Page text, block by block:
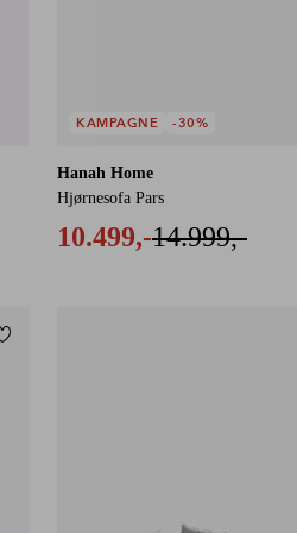
Hanah Home
Hjørnesofa Pars
10.499,-14.999,-
KAMPAGNE -30%
Tilføj til favoritter